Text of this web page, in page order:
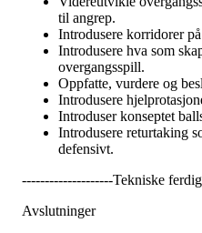
til angrep.
Introdusere korridorer
Introdusere hva som
overgangsspill.
Oppfatte, vurdere og
Introdusere
Introduser konseptet
Introdusere returtaking
defensivt.
--------------------Tekniske
Avslutninger